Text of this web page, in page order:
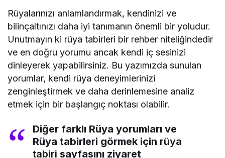
Rüyalarınızı anlamlandırmak, kendinizi ve
bilinçaltınızı daha iyi tanımanın önemli bir yoludur.
Unutmayın ki rüya tabirleri bir rehber niteliğindedir
ve en doğru yorumu ancak kendi iç sesinizi
dinleyerek yapabilirsiniz. Bu yazımızda sunulan
yorumlar, kendi rüya deneyimlerinizi
zenginleştirmek ve daha derinlemesine analiz
etmek için bir başlangıç noktası olabilir.
Diğer farklı Rüya yorumları ve
Rüya tabirleri görmek için rüya
tabiri sayfasını ziyaret